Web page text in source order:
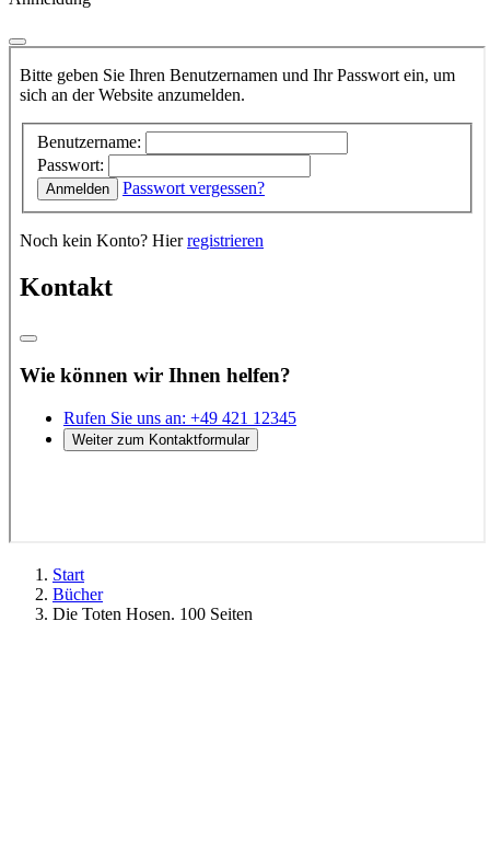
Start
Bücher
Die Toten Hosen. 100 Seiten